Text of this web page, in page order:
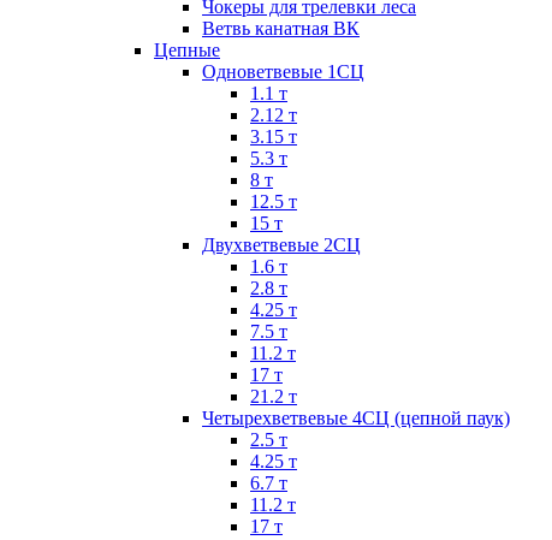
Чокеры для трелевки леса
Ветвь канатная ВК
Цепные
Одноветвевые 1СЦ
1.1 т
2.12 т
3.15 т
5.3 т
8 т
12.5 т
15 т
Двухветвевые 2СЦ
1.6 т
2.8 т
4.25 т
7.5 т
11.2 т
17 т
21.2 т
Четырехветвевые 4СЦ (цепной паук)
2.5 т
4.25 т
6.7 т
11.2 т
17 т